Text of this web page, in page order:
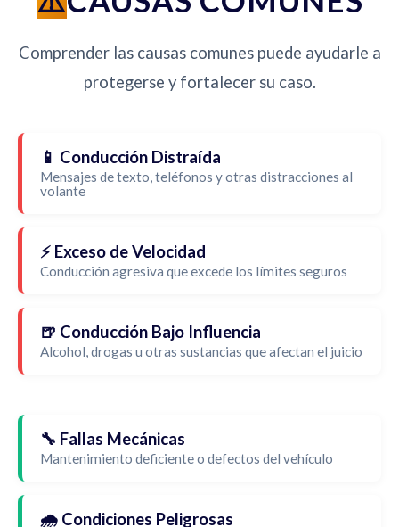
Comprender las causas comunes puede ayudarle a
protegerse y fortalecer su caso.
📱 Conducción Distraída
Mensajes de texto, teléfonos y otras distracciones al
volante
⚡ Exceso de Velocidad
Conducción agresiva que excede los límites seguros
🍺 Conducción Bajo Influencia
Alcohol, drogas u otras sustancias que afectan el juicio
🔧 Fallas Mecánicas
Mantenimiento deficiente o defectos del vehículo
🌧️ Condiciones Peligrosas